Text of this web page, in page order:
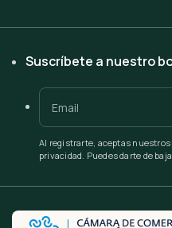
Suscríbete a nuestro
Al registrarte, aceptas
privacidad. Puedes darte de